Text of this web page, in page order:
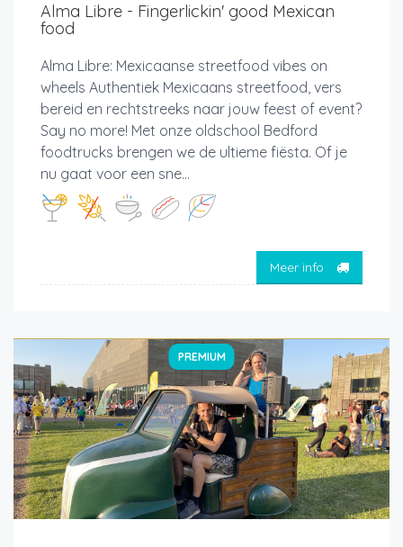
Alma Libre - Fingerlickin' good Mexican
food
Alma Libre: Mexicaanse streetfood vibes on
wheels Authentiek Mexicaans streetfood, vers
bereid en rechtstreeks naar jouw feest of event?
Say no more! Met onze oldschool Bedford
foodtrucks brengen we de ultieme fiësta. Of je
nu gaat voor een sne...
Meer info
PREMIUM